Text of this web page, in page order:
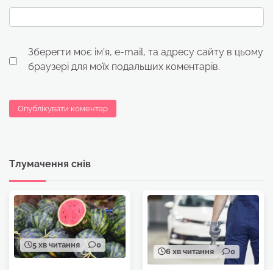
Зберегти моє ім'я, e-mail, та адресу сайту в цьому
браузері для моїх подальших коментарів.
Тлумачення снів
5 хв читання 0
6 хв читання 0